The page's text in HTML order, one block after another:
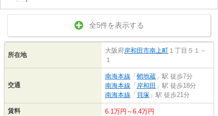
全5件を表示する
所在地
大阪府岸和田市南上町 １丁目５１－
１
交通
南海本線 「 蛸地蔵 」駅 徒歩7分
南海本線 「 岸和田 」駅 徒歩18分
南海本線 「 貝塚 」駅 徒歩21分
賃料 6.1万円～6.4万円